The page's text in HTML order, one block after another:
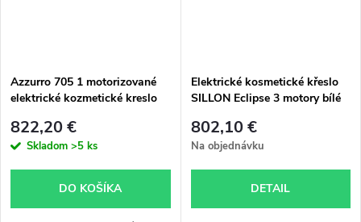
Azzurro 705 1 motorizované
elektrické kozmetické kreslo
822,20 €
Skladom >5 ks
DO KOŠÍKA
Elektrické kosmetické křeslo
SILLON Eclipse 3 motory bílé
802,10 €
Na objednávku
DETAIL